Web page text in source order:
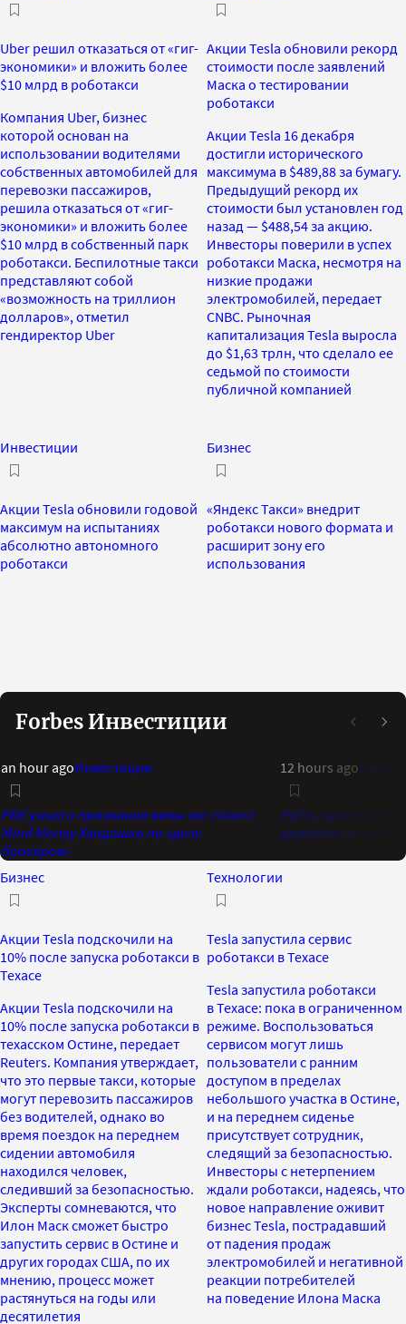
Uber решил отказаться от «гиг-
экономики» и вложить более
$10 млрд в роботакси
Компания Uber, бизнес
которой основан на
использовании водителями
собственных автомобилей для
перевозки пассажиров,
решила отказаться от «гиг-
экономики» и вложить более
$10 млрд в собственный парк
роботакси. Беспилотные такси
представляют собой
«возможность на триллион
долларов», отметил
гендиректор Uber
Акции Tesla обновили рекорд
стоимости после заявлений
Маска о тестировании
роботакси
Акции Tesla 16 декабря
достигли исторического
максимума в $489,88 за бумагу.
Предыдущий рекорд их
стоимости был установлен год
назад — $488,54 за акцию.
Инвесторы поверили в успех
роботакси Маска, несмотря на
низкие продажи
электромобилей, передает
CNBC. Рыночная
капитализация Tesla выросла
до $1,63 трлн, что сделало ее
седьмой по стоимости
публичной компанией
Инвестиции
Акции Tesla обновили годовой
максимум на испытаниях
абсолютно автономного
роботакси
Бизнес
«Яндекс Такси» внедрит
роботакси нового формата и
расширит зону его
использования
Forbes Инвестиции
an hour agoИнвестиции
РБК узнал о признании вины экс-главой
Mind Money Хандошко по «делу
брокеров»
12 hours ago
Рубль сдает
дорожает и что
Бизнес
Акции Tesla подскочили на
10% после запуска роботакси в
Техасе
Акции Tesla подскочили на
10% после запуска роботакси в
техасском Остине, передает
Reuters. Компания утверждает,
что это первые такси, которые
могут перевозить пассажиров
без водителей, однако во
время поездок на переднем
сидении автомобиля
находился человек,
следивший за безопасностью.
Эксперты сомневаются, что
Илон Маск сможет быстро
запустить сервис в Остине и
других городах США, по их
мнению, процесс может
растянуться на годы или
десятилетия
Технологии
Tesla запустила сервис
роботакси в Техасе
Tesla запустила роботакси
в Техасе: пока в ограниченном
режиме. Воспользоваться
сервисом могут лишь
пользователи с ранним
доступом в пределах
небольшого участка в Остине,
и на переднем сиденье
присутствует сотрудник,
следящий за безопасностью.
Инвесторы с нетерпением
ждали роботакси, надеясь, что
новое направление оживит
бизнес Tesla, пострадавший
от падения продаж
электромобилей и негативной
реакции потребителей
на поведение Илона Маска